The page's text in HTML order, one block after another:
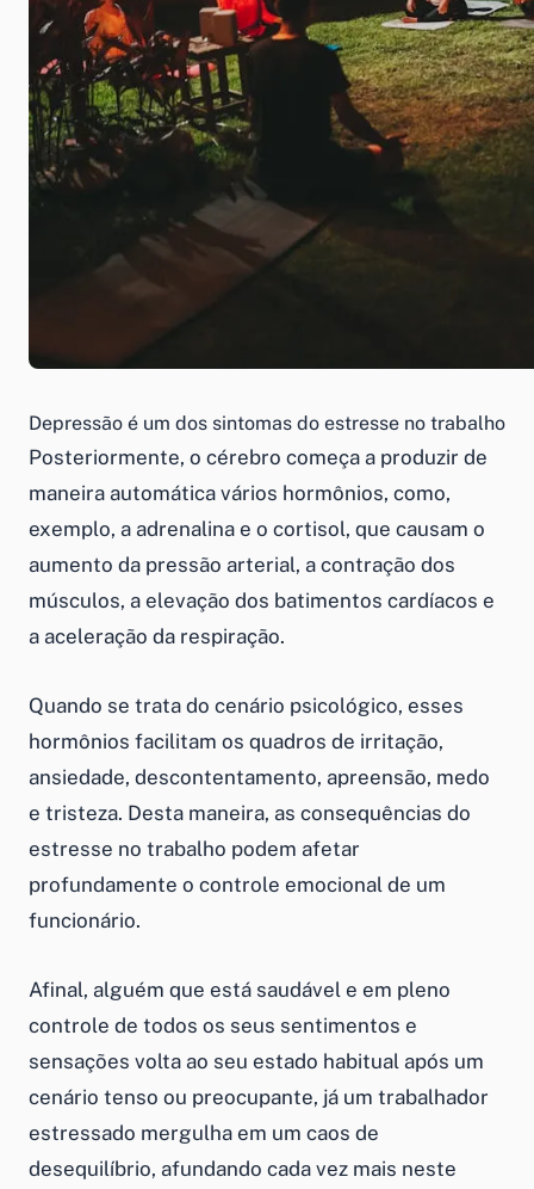
Depressão é um dos sintomas do estresse no trabalho
Posteriormente, o cérebro começa a produzir de
maneira automática vários hormônios, como,
exemplo, a adrenalina e o cortisol, que causam o
aumento da pressão arterial, a contração dos
músculos, a elevação dos batimentos cardíacos e
a aceleração da respiração.
Quando se trata do cenário psicológico, esses
hormônios facilitam os quadros de irritação,
ansiedade, descontentamento, apreensão, medo
e tristeza. Desta maneira, as consequências do
estresse no trabalho podem afetar
profundamente o controle emocional de um
funcionário.
Afinal, alguém que está saudável e em pleno
controle de todos os seus sentimentos e
sensações volta ao seu estado habitual após um
cenário tenso ou preocupante, já um trabalhador
estressado mergulha em um caos de
desequilíbrio, afundando cada vez mais neste